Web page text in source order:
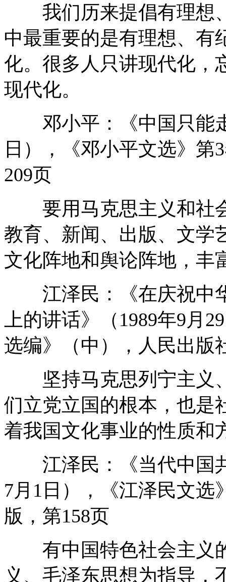
我们历来提倡有理想
中最重要的是有理想、有
化。很多人只讲现代化，
现代化。
邓小平：《中国只能走
日），《邓小平文选》第
209页
要用马克思主义和社
教育、新闻、出版、文学
文化阵地和舆论阵地，丰
江泽民：《在庆祝中
上的讲话》（1989年9月
选编》（中），人民出版
坚持马克思列宁主义
们立党立国的根本，也是
着我国文化事业的性质和
江泽民：《当代中国共
7月1日），《江泽民文选
版，第158页
有中国特色社会主义
义、毛泽东思想为指导，